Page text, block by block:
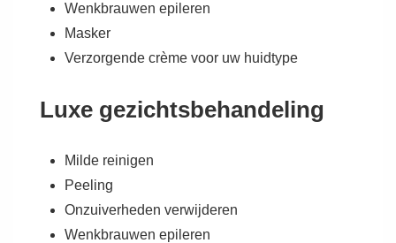
Wenkbrauwen epileren
Masker
Verzorgende crème voor uw huidtype
Luxe gezichtsbehandeling
Milde reinigen
Peeling
Onzuiverheden verwijderen
Wenkbrauwen epileren